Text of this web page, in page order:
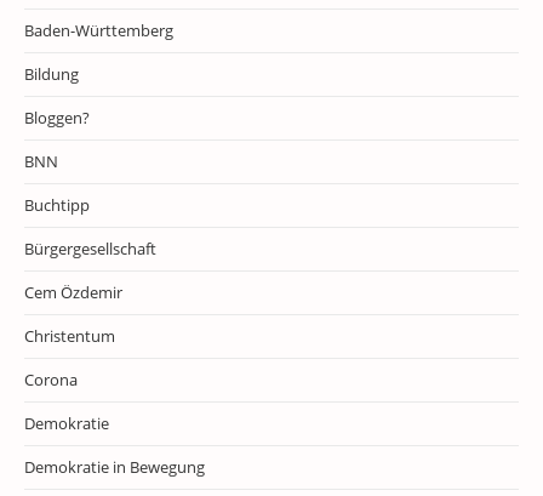
Baden-Württemberg
Bildung
Bloggen?
BNN
Buchtipp
Bürgergesellschaft
Cem Özdemir
Christentum
Corona
Demokratie
Demokratie in Bewegung